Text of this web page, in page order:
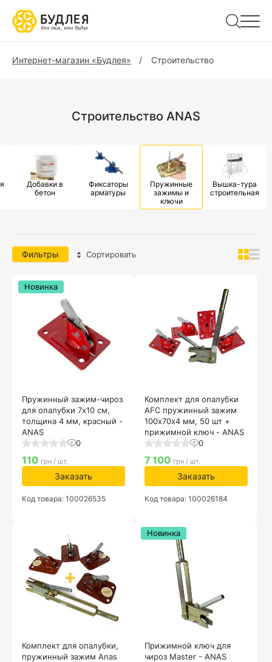
Интернет-магазин «Будлея» Строительство
Строительство ANAS
Добавки в
бетон
Фиксаторы
арматуры
Пружинные
зажимы и
ключи
Вышка-тура
строительная
Фильтры Сортировать
Пружинный зажим-чироз
для опалубки 7х10 см,
толщина 4 мм, красный -
ANAS
0
Новинка
110 грн / шт.
Заказать
Код товара: 100026535
Комплект для опалубки
AFC пружинный зажим
100х70х4 мм, 50 шт +
прижимной ключ - ANAS
0
7 100 грн / шт.
Заказать
Код товара: 100026184
Комплект для опалубки,
пружинный зажим Anas
Прижимной ключ для
чироз Master - ANAS
Новинка